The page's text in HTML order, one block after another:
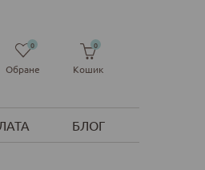
Обране
0
Кошик
0
БЛОГ